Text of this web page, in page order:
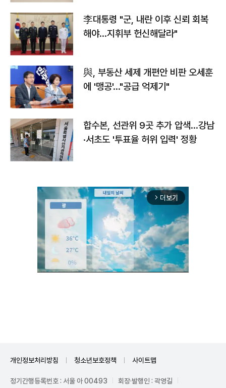
李대통령 "군, 내란 이후 신뢰 회복
해야…지휘부 헌신해달라"
與, 부동산 세제 개편안 비판 오세훈
에 '맹공'…"공급 억제기"
합수본, 선관위 9곳 추가 압색…강남
·서초도 '투표율 허위 입력' 정황
arrow_forward_ios 더보기
개인정보처리방침 청소년보호정책 사이트맵
정기간행등록번호 : 서울 아 00493 회장·발행인 : 곽영길